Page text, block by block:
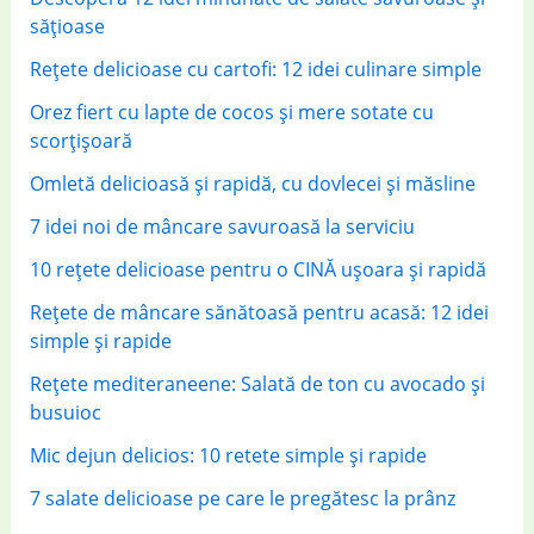
o
r
sățioase
Rețete delicioase cu cartofi: 12 idei culinare simple
Orez fiert cu lapte de cocos și mere sotate cu
scorțișoară
Omletă delicioasă și rapidă, cu dovlecei și măsline
7 idei noi de mâncare savuroasă la serviciu
10 rețete delicioase pentru o CINĂ ușoara și rapidă
Rețete de mâncare sănătoasă pentru acasă: 12 idei
simple și rapide
Rețete mediteraneene: Salată de ton cu avocado și
busuioc
Mic dejun delicios: 10 retete simple și rapide
7 salate delicioase pe care le pregătesc la prânz